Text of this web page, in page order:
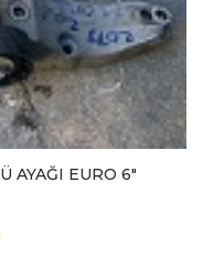
AYAĞI EURO 6"